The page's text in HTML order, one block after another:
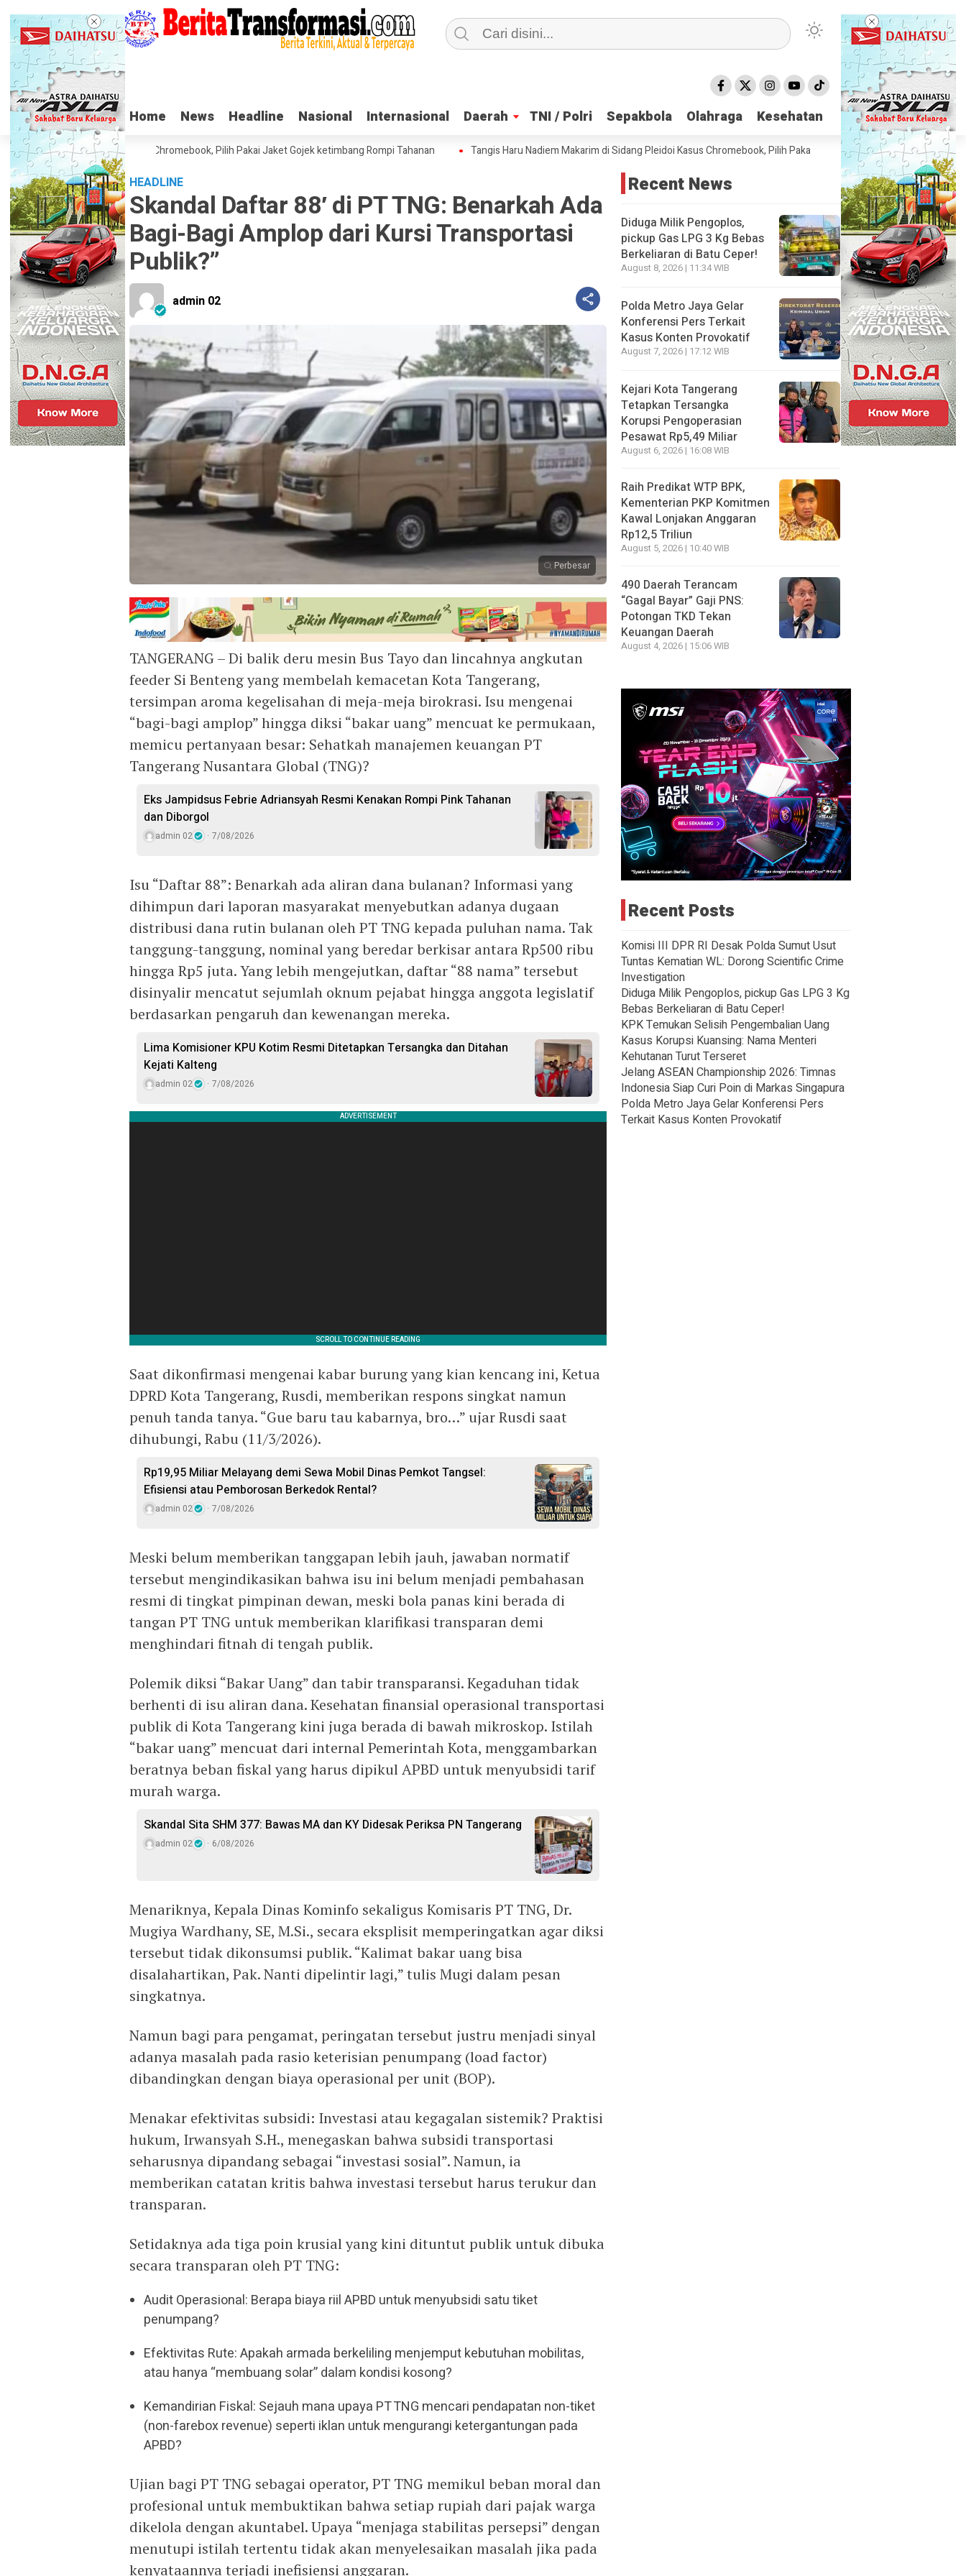
Home News Headline Nasional Internasional Daerah TNI / Polri Sepakbola Olahraga Kesehatan
Home News Headline Nasional Internasional Daerah TNI / Polri Sepakbola Olahraga Kesehatan
di Sidang Pleidoi Kasus Chromebook, Pilih Pakai Jaket Gojek ketimbang Rompi Tahanan Tangis Haru Nadiem Makarim di Sidang Pleidoi Kasus Chromebook, Pilih Pakai Jaket Gojek ketimbang Rompi Tahanan
HEADLINE
Skandal Daftar 88′ di PT TNG: Benarkah Ada
Bagi-Bagi Amplop dari Kursi Transportasi
Publik?”
admin 02
Perbesar
TANGERANG – Di balik deru mesin Bus Tayo dan lincahnya angkutan
feeder Si Benteng yang membelah kemacetan Kota Tangerang,
tersimpan aroma kegelisahan di meja-meja birokrasi. Isu mengenai
“bagi-bagi amplop” hingga diksi “bakar uang” mencuat ke permukaan,
memicu pertanyaan besar: Sehatkah manajemen keuangan PT
Tangerang Nusantara Global (TNG)?
Eks Jampidsus Febrie Adriansyah Resmi Kenakan Rompi Pink Tahanan
dan Diborgol
admin 02 7/08/2026
Isu “Daftar 88”: Benarkah ada aliran dana bulanan? Informasi yang
dihimpun dari laporan masyarakat menyebutkan adanya dugaan
distribusi dana rutin bulanan oleh PT TNG kepada puluhan nama. Tak
tanggung-tanggung, nominal yang beredar berkisar antara Rp500 ribu
hingga Rp5 juta. Yang lebih mengejutkan, daftar “88 nama” tersebut
disinyalir mencatut sejumlah oknum pejabat hingga anggota legislatif
berdasarkan pengaruh dan kewenangan mereka.
Lima Komisioner KPU Kotim Resmi Ditetapkan Tersangka dan Ditahan
Kejati Kalteng
admin 02 7/08/2026
Saat dikonfirmasi mengenai kabar burung yang kian kencang ini, Ketua
DPRD Kota Tangerang, Rusdi, memberikan respons singkat namun
penuh tanda tanya. “Gue baru tau kabarnya, bro…” ujar Rusdi saat
dihubungi, Rabu (11/3/2026).
Rp19,95 Miliar Melayang demi Sewa Mobil Dinas Pemkot Tangsel:
Efisiensi atau Pemborosan Berkedok Rental?
admin 02 7/08/2026
Meski belum memberikan tanggapan lebih jauh, jawaban normatif
tersebut mengindikasikan bahwa isu ini belum menjadi pembahasan
resmi di tingkat pimpinan dewan, meski bola panas kini berada di
tangan PT TNG untuk memberikan klarifikasi transparan demi
menghindari fitnah di tengah publik.
Polemik diksi “Bakar Uang” dan tabir transparansi. Kegaduhan tidak
berhenti di isu aliran dana. Kesehatan finansial operasional transportasi
publik di Kota Tangerang kini juga berada di bawah mikroskop. Istilah
“bakar uang” mencuat dari internal Pemerintah Kota, menggambarkan
beratnya beban fiskal yang harus dipikul APBD untuk menyubsidi tarif
murah warga.
Skandal Sita SHM 377: Bawas MA dan KY Didesak Periksa PN Tangerang
admin 02 6/08/2026
Menariknya, Kepala Dinas Kominfo sekaligus Komisaris PT TNG, Dr.
Mugiya Wardhany, SE, M.Si., secara eksplisit memperingatkan agar diksi
tersebut tidak dikonsumsi publik. “Kalimat bakar uang bisa
disalahartikan, Pak. Nanti dipelintir lagi,” tulis Mugi dalam pesan
singkatnya.
Namun bagi para pengamat, peringatan tersebut justru menjadi sinyal
adanya masalah pada rasio keterisian penumpang (load factor)
dibandingkan dengan biaya operasional per unit (BOP).
Menakar efektivitas subsidi: Investasi atau kegagalan sistemik? Praktisi
hukum, Irwansyah S.H., menegaskan bahwa subsidi transportasi
seharusnya dipandang sebagai “investasi sosial”. Namun, ia
memberikan catatan kritis bahwa investasi tersebut harus terukur dan
transparan.
Setidaknya ada tiga poin krusial yang kini dituntut publik untuk dibuka
secara transparan oleh PT TNG:
Audit Operasional: Berapa biaya riil APBD untuk menyubsidi satu tiket
penumpang?
Efektivitas Rute: Apakah armada berkeliling menjemput kebutuhan mobilitas,
atau hanya “membuang solar” dalam kondisi kosong?
Kemandirian Fiskal: Sejauh mana upaya PT TNG mencari pendapatan non-tiket
(non-farebox revenue) seperti iklan untuk mengurangi ketergantungan pada
APBD?
Ujian bagi PT TNG sebagai operator, PT TNG memikul beban moral dan
profesional untuk membuktikan bahwa setiap rupiah dari pajak warga
dikelola dengan akuntabel. Upaya “menjaga stabilitas persepsi” dengan
menutupi istilah tertentu tidak akan menyelesaikan masalah jika pada
kenyataannya terjadi inefisiensi anggaran.
Recent News
Diduga Milik Pengoplos,
pickup Gas LPG 3 Kg Bebas
Berkeliaran di Batu Ceper!
August 8, 2026 | 11:34 WIB
Polda Metro Jaya Gelar
Konferensi Pers Terkait
Kasus Konten Provokatif
August 7, 2026 | 17:12 WIB
Kejari Kota Tangerang
Tetapkan Tersangka
Korupsi Pengoperasian
Pesawat Rp5,49 Miliar
August 6, 2026 | 16:08 WIB
Raih Predikat WTP BPK,
Kementerian PKP Komitmen
Kawal Lonjakan Anggaran
Rp12,5 Triliun
August 5, 2026 | 10:40 WIB
490 Daerah Terancam
“Gagal Bayar” Gaji PNS:
Potongan TKD Tekan
Keuangan Daerah
August 4, 2026 | 15:06 WIB
Recent Posts
Komisi III DPR RI Desak Polda Sumut Usut
Tuntas Kematian WL: Dorong Scientific Crime
Investigation
Diduga Milik Pengoplos, pickup Gas LPG 3 Kg
Bebas Berkeliaran di Batu Ceper!
KPK Temukan Selisih Pengembalian Uang
Kasus Korupsi Kuansing: Nama Menteri
Kehutanan Turut Terseret
Jelang ASEAN Championship 2026: Timnas
Indonesia Siap Curi Poin di Markas Singapura
Polda Metro Jaya Gelar Konferensi Pers
Terkait Kasus Konten Provokatif